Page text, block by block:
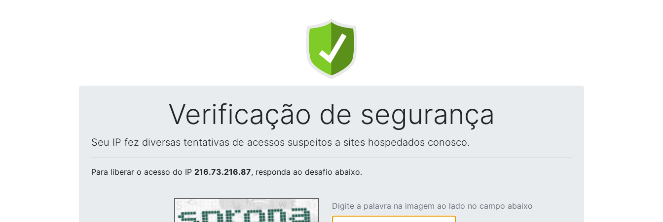
Verificação de segurança
Seu IP fez diversas tentativas de acessos suspeitos a sites hospedados conosco.
Para liberar o acesso do IP 216.73.216.87, responda ao desafio abaixo.
Digite a palavra na imagem ao lado no campo abaixo